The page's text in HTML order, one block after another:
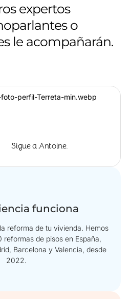
expertos
o
le acompañarán.
Sigue a Antoine.
funciona
reforma de tu vivienda. Hemos
reformas de pisos en España,
Barcelona y Valencia, desde
2022.